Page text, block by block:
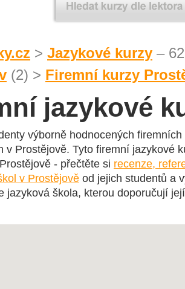
> Jazykové kurzy –
(2) > Firemní kurzy
jazykové
výborně hodnocených
v Prostějově. Tyto firemní jazykové
- přečtěte si recenze,
v Prostějově od jejich studentů a
jazyková škola, kterou doporučují